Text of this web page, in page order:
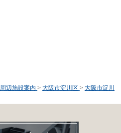
周辺施設案内 > 大阪市淀川区 > 大阪市淀川